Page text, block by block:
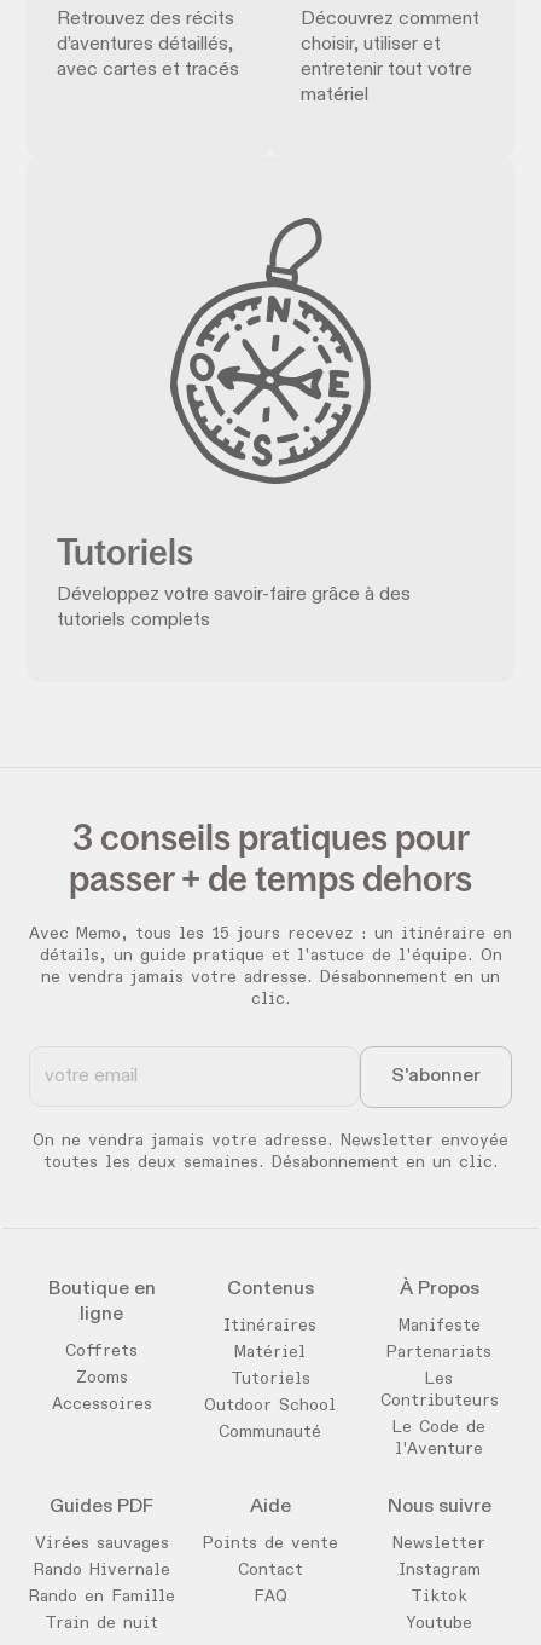
Retrouvez des récits
d’aventures détaillés,
avec cartes et tracés
Découvrez comment
choisir, utiliser et
entretenir tout votre
matériel
Tutoriels
Développez votre savoir-faire grâce à des
tutoriels complets
3 conseils pratiques pour
passer + de temps dehors
Avec Memo, tous les 15 jours recevez : un itinéraire en
détails, un guide pratique et l'astuce de l'équipe. On
ne vendra jamais votre adresse. Désabonnement en un
clic.
On ne vendra jamais votre adresse. Newsletter envoyée
toutes les deux semaines. Désabonnement en un clic.
Boutique en
ligne
Coffrets
Zooms
Accessoires
Contenus
Itinéraires
Matériel
Tutoriels
Outdoor School
Communauté
À Propos
Manifeste
Partenariats
Les
Contributeurs
Le Code de
l'Aventure
Guides PDF
Virées sauvages
Rando Hivernale
Rando en Famille
Train de nuit
Aide
Points de vente
Contact
FAQ
Nous suivre
Newsletter
Instagram
Tiktok
Youtube